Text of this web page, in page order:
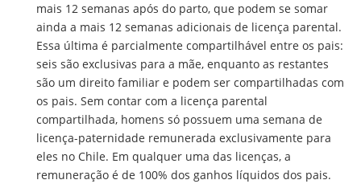
mais 12 semanas após do parto, que podem se somar
ainda a mais 12 semanas adicionais de licença parental.
Essa última é parcialmente compartilhável entre os pais:
seis são exclusivas para a mãe, enquanto as restantes
são um direito familiar e podem ser compartilhadas com
os pais. Sem contar com a licença parental
compartilhada, homens só possuem uma semana de
licença-paternidade remunerada exclusivamente para
eles no Chile. Em qualquer uma das licenças, a
remuneração é de 100% dos ganhos líquidos dos pais.